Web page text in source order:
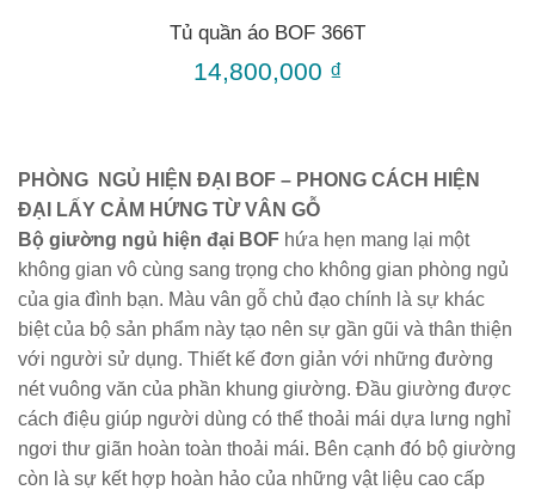
Tủ quần áo BOF 366T
14,800,000 ₫
PHÒNG NGỦ HIỆN ĐẠI BOF – PHONG CÁCH HIỆN
ĐẠI LẤY CẢM HỨNG TỪ VÂN GỖ
Bộ giường ngủ hiện đại BOF hứa hẹn mang lại một
không gian vô cùng sang trọng cho không gian phòng ngủ
của gia đình bạn. Màu vân gỗ chủ đạo chính là sự khác
biệt của bộ sản phẩm này tạo nên sự gần gũi và thân thiện
với người sử dụng. Thiết kế đơn giản với những đường
nét vuông văn của phần khung giường. Đầu giường được
cách điệu giúp người dùng có thể thoải mái dựa lưng nghỉ
ngơi thư giãn hoàn toàn thoải mái. Bên cạnh đó bộ giường
còn là sự kết hợp hoàn hảo của những vật liệu cao cấp